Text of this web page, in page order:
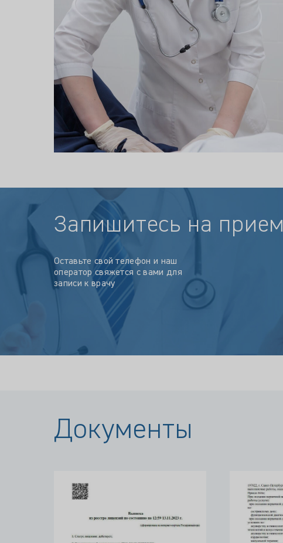
Запишитесь на прием
Оставьте свой телефон и наш
оператор свяжется с вами для
записи к врачу
Документы